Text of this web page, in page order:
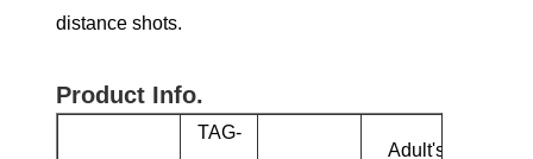
distance shots.
Product Info.
TAG-
Adult's Titanium